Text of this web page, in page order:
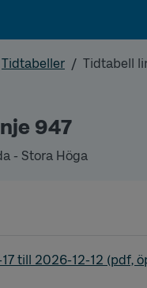
Tidtabeller
Tidtabell
947
- Stora Höga
947 Trolleröd -
till 2026-12-12 (pdf,